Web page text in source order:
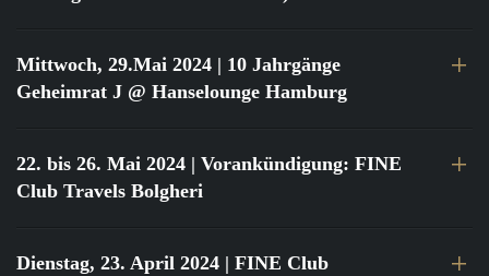
Mittwoch, 29.Mai 2024 | 10 Jahrgänge
Geheimrat J @ Hanselounge Hamburg
22. bis 26. Mai 2024 | Vorankündigung: FINE
Club Travels Bolgheri
Dienstag, 23. April 2024 | FINE Club